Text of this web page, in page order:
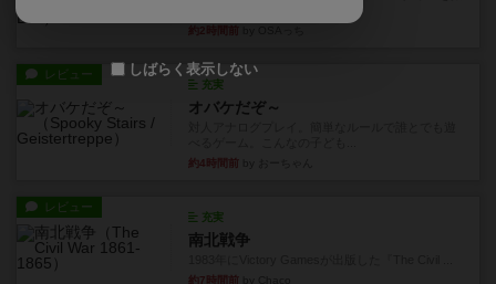
約2時間前
レビュー
充実
オバケだぞ～
約4時間前
レビュー
充実
南北戦争
約7時間前
しばらく表示しない